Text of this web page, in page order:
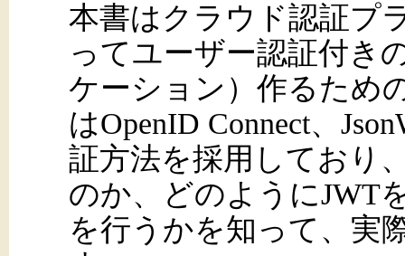
本書はクラウド認証プ
ってユーザー認証付き
ケーション）作るため
はOpenID Connect、
証方法を採用しており
のか、どのようにJWT
を行うかを知って、実